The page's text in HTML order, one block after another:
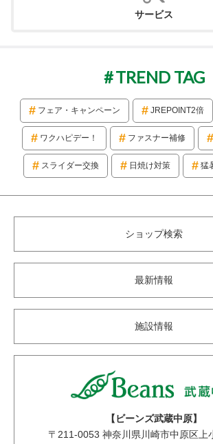
サービス
TREND TAG
フェア・キャンペーン JREPOINT2倍
ワクハピデー！ ファスナー補修
スライダー交換 日焼け対策 猛
ショップ検索
最新情報
施設情報
【ビーンズ武蔵中原】
〒 211-0053 神奈川県川崎市中原区上